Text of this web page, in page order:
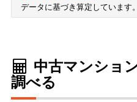
データに基づき算定しています。
中古マンショ
調べる